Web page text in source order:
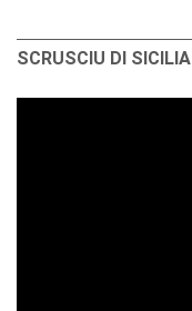
SCRUSCIU DI SICILIA